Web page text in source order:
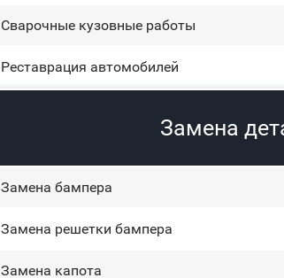
Сварочные кузовные работы
Реставрация автомобилей
Замена
Замена бампера
Замена решетки бампера
Замена капота